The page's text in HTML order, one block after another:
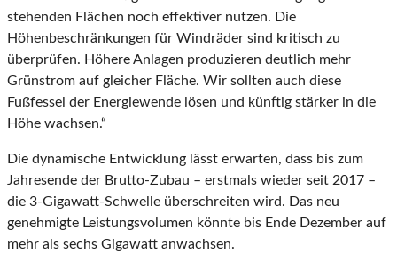
stehenden Flächen noch effektiver nutzen. Die
Höhenbeschränkungen für Windräder sind kritisch zu
überprüfen. Höhere Anlagen produzieren deutlich mehr
Grünstrom auf gleicher Fläche. Wir sollten auch diese
Fußfessel der Energiewende lösen und künftig stärker in die
Höhe wachsen.“
Die dynamische Entwicklung lässt erwarten, dass bis zum
Jahresende der Brutto-Zubau – erstmals wieder seit 2017 –
die 3-Gigawatt-Schwelle überschreiten wird. Das neu
genehmigte Leistungsvolumen könnte bis Ende Dezember auf
mehr als sechs Gigawatt anwachsen.